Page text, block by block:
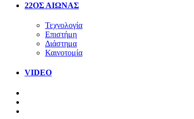
22ΟΣ ΑΙΩΝΑΣ
Τεχνολογία
Επιστήμη
Διάστημα
Καινοτομία
VIDEO